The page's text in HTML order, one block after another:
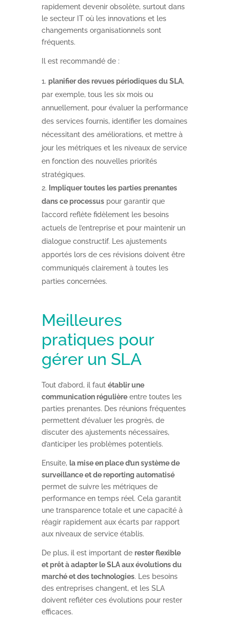
rapidement devenir obsolète, surtout dans
le secteur IT où les innovations et les
changements organisationnels sont
fréquents.
Il est recommandé de :
planifier des revues périodiques du SLA,
par exemple, tous les six mois ou
annuellement, pour évaluer la performance
des services fournis, identifier les domaines
nécessitant des améliorations, et mettre à
jour les métriques et les niveaux de service
en fonction des nouvelles priorités
stratégiques.
Impliquer toutes les parties prenantes
dans ce processuspour garantir que
l’accord reflète fidèlement les besoins
actuels de l’entreprise et pour maintenir un
dialogue constructif. Les ajustements
apportés lors de ces révisions doivent être
communiqués clairement à toutes les
parties concernées.
Meilleures
pratiques pour
gérer un SLA
Tout d’abord, il faut établir une
communication régulièreentre toutes les
parties prenantes. Des réunions fréquentes
permettent d’évaluer les progrès, de
discuter des ajustements nécessaires,
d’anticiper les problèmes potentiels.
Ensuite, la mise en place d’un système de
surveillance et de reporting automatisé
permet de suivre les métriques de
performance en temps réel. Cela garantit
une transparence totale et une capacité à
réagir rapidement aux écarts par rapport
aux niveaux de service établis.
De plus, il est important de rester flexible
et prêt à adapter le SLA aux évolutions du
marché et des technologies. Les besoins
des entreprises changent, et les SLA
doivent refléter ces évolutions pour rester
efficaces.